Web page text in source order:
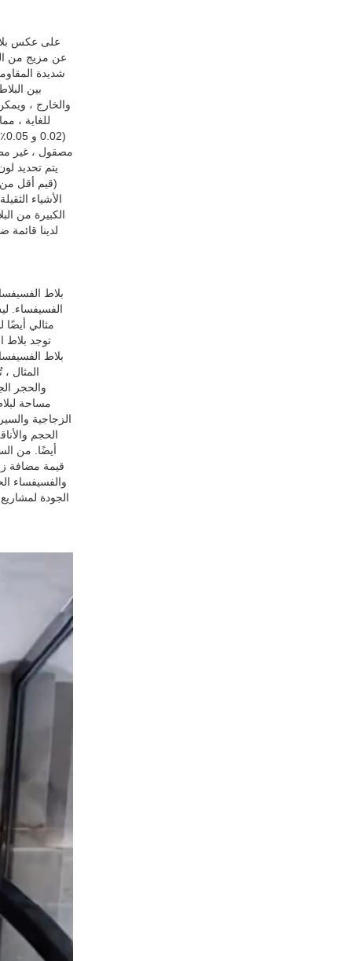
على عكس
عن مزيج من
شديدة
بين
للغاية ،
يتم تحديد
الأشياء
الكبيرة من
بلاط
الفسيفساء.
مثالي أيضًا
توجد بلاط
بلاط
المثال
والحجر
مساحة
الزجاجية
الحجم
أيضًا. من
قيمة مضافة
والفسيفساء
الجودة